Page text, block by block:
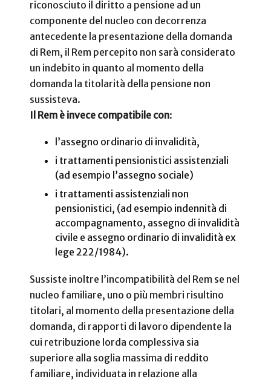
riconosciuto il diritto a pensione ad un
componente del nucleo con decorrenza
antecedente la presentazione della domanda
di Rem, il Rem percepito non sarà considerato
un indebito in quanto al momento della
domanda la titolarità della pensione non
sussisteva.
Il Rem è invece compatibile con:
l’assegno ordinario di invalidità,
i trattamenti pensionistici assistenziali
(ad esempio l’assegno sociale)
i trattamenti assistenziali non
pensionistici, (ad esempio indennità di
accompagnamento, assegno di invalidità
civile e assegno ordinario di invalidità ex
lege 222/1984).
Sussiste inoltre l’incompatibilità del Rem se nel
nucleo familiare, uno o più membri risultino
titolari, al momento della presentazione della
domanda, di rapporti di lavoro dipendente la
cui retribuzione lorda complessiva sia
superiore alla soglia massima di reddito
familiare, individuata in relazione alla